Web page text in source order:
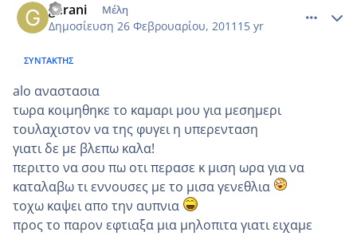
gerani Μέλη
Δημοσίευση 26 Φεβρουαρίου, 2011 15 yr
ΣΥΝΤΆΚΤΗΣ
alo αναστασια
τωρα κοιμηθηκε το καμαρι μου για μεσημερι
τουλαχιστον να της φυγει η υπερενταση
γιατι δε με βλεπω καλα!
περιττο να σου πω οτι περασε κ μιση ωρα για να
καταλαβω τι εννουσες με το μισα γενεθλια
τοχω καψει απο την αυπνια
προς το παρον εφτιαξα μια μηλοπιτα γιατι ειχαμε